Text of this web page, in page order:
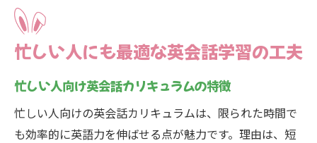
忙しい人にも最適な英会話学習の工夫
忙しい人向け英会話カリキュラムの特徴
忙しい人向けの英会話カリキュラムは、限られた時間で
も効率的に英語力を伸ばせる点が魅力です。理由は、短